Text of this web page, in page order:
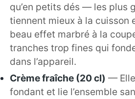
qu’en petits dés — les plus
tiennent mieux à la cuisson
beau effet marbré à la
tranches trop fines qui
dans l’appareil.
Crème fraîche (20 cl) —
fondant et lie l’ensemble